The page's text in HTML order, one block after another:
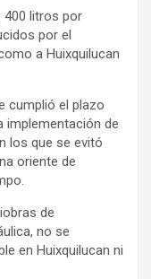
400 litros por
por el
a Huixquilucan
cumplió el plazo
implementación de
los que se evitó
oriente de
de
no se
en Huixquilucan ni